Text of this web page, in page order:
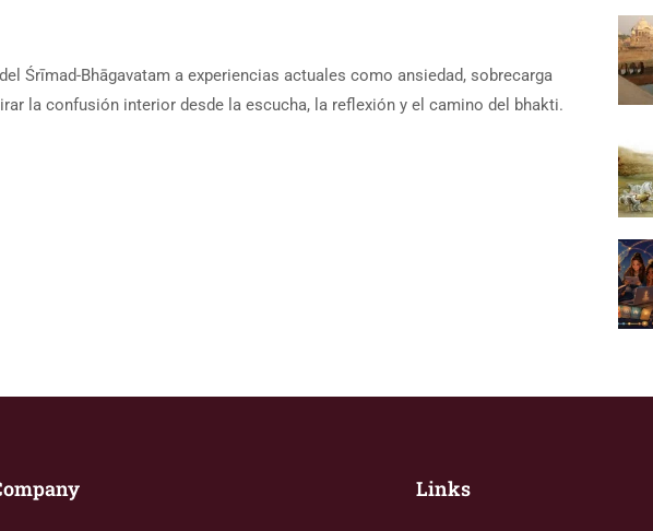
Śrīmad-Bhāgavatam a experiencias actuales como ansiedad, sobrecarga
la confusión interior desde la escucha, la reflexión y el camino del bhakti.
Links